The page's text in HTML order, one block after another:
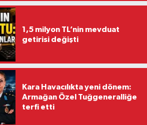
1,5 milyon TL’nin mevduat
getirisi değişti
Kara Havacılıkta yeni dönem:
Armağan Özel Tuğgeneralliğe
terfi etti